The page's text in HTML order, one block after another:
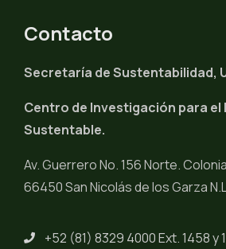
Contacto
Secretaría de Sustentabilidad,
Centro de Investigación para el
Sustentable.
Av. Guerrero No. 156 Norte.
66450 San Nicolás de los Garza
+52 (81) 8329 4000 Ext. 1458 y